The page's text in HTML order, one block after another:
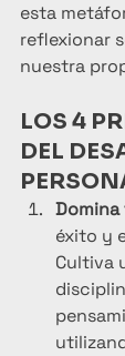
esta
reflexionar
nuestra
LOS 4
DEL
éxito y
Cultiva